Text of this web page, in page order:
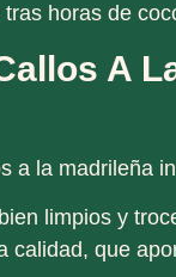
horas de
A
a la madrileña
limpios y
calidad, que